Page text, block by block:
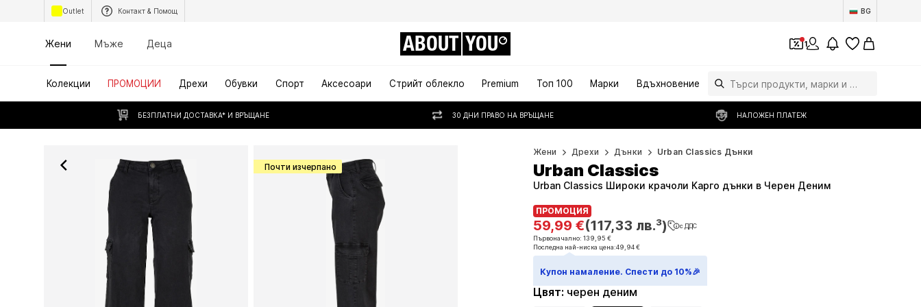
Outlet Контакт & Помощ BG
Жени Мъже Деца ABOUT YOU 1
Колекции ПРОМОЦИИ Дрехи Обувки Спорт Аксесоари Стрийт облекло Premium Топ 100 Марки Вдъхновение
БЕЗПЛАТНИ ДОСТАВКА* И ВРЪЩАНЕ 30 ДНИ ПРАВО НА ВРЪЩАНЕ НАЛОЖЕН ПЛАТЕЖ
Почти изчерпано
Жени Дрехи Дънки Urban Classics Дънки
ПРОМОЦИЯ
59,99 €(117,33 лв.³)
с ДДС
Първоначално: 139,95 €
Последна най-ниска цена:49,94 €
ПРОМОЦИЯ
59,99 €(117,33 лв.³)
Първоначално: 139,95 €
Последна най-ниска цена:49,94 €
Urban Classics Широки крачоли Карго дънки в Черен Деним
Urban Classics
Купон намаление. Спести до 10%🎉
Цвят: черен деним